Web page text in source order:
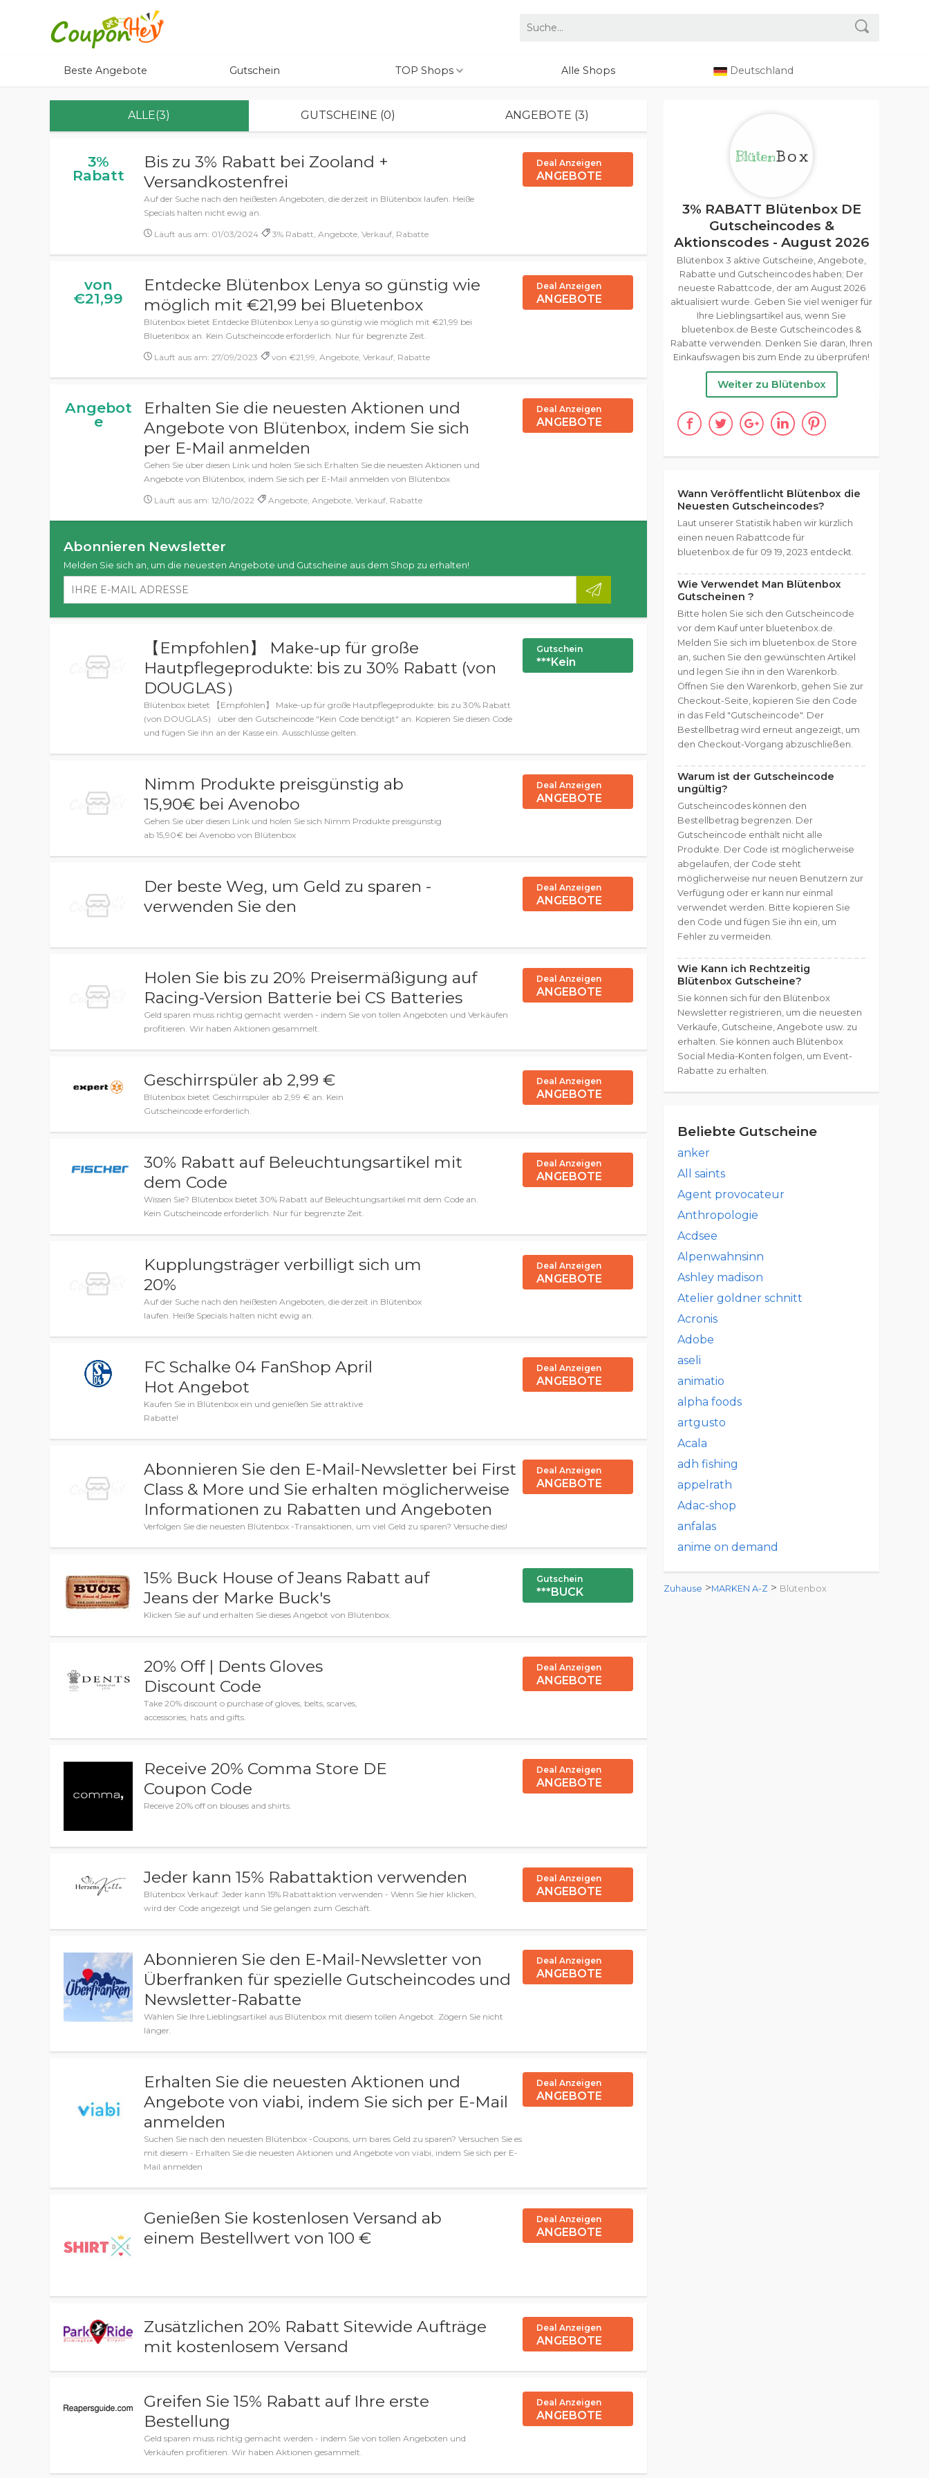
Beste Angebote Gutschein TOP Shops Alle Shops Deutschland
ALLE(3) GUTSCHEINE (0) ANGEBOTE (3)
3%
Rabatt
Bis zu 3% Rabatt bei Zooland +
Versandkostenfrei
Auf der Suche nach den heißesten Angeboten, die derzeit in Blütenbox laufen. Heiße
Specials halten nicht ewig an.
Läuft aus am: 01/03/2024 3% Rabatt, Angebote, Verkauf, Rabatte
Deal Anzeigen
ANGEBOTE
von
€21,99
Entdecke Blütenbox Lenya so günstig wie
möglich mit €21,99 bei Bluetenbox
Blütenbox bietet Entdecke Blütenbox Lenya so günstig wie möglich mit €21,99 bei
Bluetenbox an. Kein Gutscheincode erforderlich. Nur für begrenzte Zeit.
Läuft aus am: 27/09/2023 von €21,99, Angebote, Verkauf, Rabatte
Deal Anzeigen
ANGEBOTE
Angebot
e
Erhalten Sie die neuesten Aktionen und
Angebote von Blütenbox, indem Sie sich
per E-Mail anmelden
Gehen Sie über diesen Link und holen Sie sich Erhalten Sie die neuesten Aktionen und
Angebote von Blütenbox, indem Sie sich per E-Mail anmelden von Blütenbox
Läuft aus am: 12/10/2022 Angebote, Angebote, Verkauf, Rabatte
Deal Anzeigen
ANGEBOTE
Abonnieren Newsletter
Melden Sie sich an, um die neuesten Angebote und Gutscheine aus dem Shop zu erhalten!
【Empfohlen】 Make-up für große
Hautpflegeprodukte: bis zu 30% Rabatt (von
DOUGLAS）
Blütenbox bietet 【Empfohlen】 Make-up für große Hautpflegeprodukte: bis zu 30% Rabatt
(von DOUGLAS） über den Gutscheincode "Kein Code benötigt" an. Kopieren Sie diesen Code
und fügen Sie ihn an der Kasse ein. Ausschlüsse gelten.
Gutschein
***Kein
Nimm Produkte preisgünstig ab
15,90€ bei Avenobo
Gehen Sie über diesen Link und holen Sie sich Nimm Produkte preisgünstig
ab 15,90€ bei Avenobo von Blütenbox
Deal Anzeigen
ANGEBOTE
Der beste Weg, um Geld zu sparen -
verwenden Sie den
Deal Anzeigen
ANGEBOTE
Holen Sie bis zu 20% Preisermäßigung auf
Racing-Version Batterie bei CS Batteries
Geld sparen muss richtig gemacht werden - indem Sie von tollen Angeboten und Verkäufen
profitieren. Wir haben Aktionen gesammelt.
Deal Anzeigen
ANGEBOTE
Geschirrspüler ab 2,99 €
Blütenbox bietet Geschirrspüler ab 2,99 € an. Kein
Gutscheincode erforderlich.
Deal Anzeigen
ANGEBOTE
30% Rabatt auf Beleuchtungsartikel mit
dem Code
Wissen Sie? Blütenbox bietet 30% Rabatt auf Beleuchtungsartikel mit dem Code an.
Kein Gutscheincode erforderlich. Nur für begrenzte Zeit.
Deal Anzeigen
ANGEBOTE
Kupplungsträger verbilligt sich um
20%
Auf der Suche nach den heißesten Angeboten, die derzeit in Blütenbox
laufen. Heiße Specials halten nicht ewig an.
Deal Anzeigen
ANGEBOTE
FC Schalke 04 FanShop April
Hot Angebot
Kaufen Sie in Blütenbox ein und genießen Sie attraktive
Rabatte!
Deal Anzeigen
ANGEBOTE
Abonnieren Sie den E-Mail-Newsletter bei First
Class & More und Sie erhalten möglicherweise
Informationen zu Rabatten und Angeboten
Verfolgen Sie die neuesten Blütenbox -Transaktionen, um viel Geld zu sparen? Versuche dies!
Deal Anzeigen
ANGEBOTE
15% Buck House of Jeans Rabatt auf
Jeans der Marke Buck's
Klicken Sie auf und erhalten Sie dieses Angebot von Blütenbox.
Gutschein
***BUCK
20% Off | Dents Gloves
Discount Code
Take 20% discount o purchase of gloves, belts, scarves,
accessories, hats and gifts.
Deal Anzeigen
ANGEBOTE
Receive 20% Comma Store DE
Coupon Code
Receive 20% off on blouses and shirts.
Deal Anzeigen
ANGEBOTE
Jeder kann 15% Rabattaktion verwenden
Blütenbox Verkauf: Jeder kann 15% Rabattaktion verwenden - Wenn Sie hier klicken,
wird der Code angezeigt und Sie gelangen zum Geschäft.
Deal Anzeigen
ANGEBOTE
Abonnieren Sie den E-Mail-Newsletter von
Überfranken für spezielle Gutscheincodes und
Newsletter-Rabatte
Wählen Sie Ihre Lieblingsartikel aus Blütenbox mit diesem tollen Angebot. Zögern Sie nicht
länger.
Deal Anzeigen
ANGEBOTE
Erhalten Sie die neuesten Aktionen und
Angebote von viabi, indem Sie sich per E-Mail
anmelden
Suchen Sie nach den neuesten Blütenbox -Coupons, um bares Geld zu sparen? Versuchen Sie es
mit diesem - Erhalten Sie die neuesten Aktionen und Angebote von viabi, indem Sie sich per E-
Mail anmelden
Deal Anzeigen
ANGEBOTE
Genießen Sie kostenlosen Versand ab
einem Bestellwert von 100 €
Deal Anzeigen
ANGEBOTE
Zusätzlichen 20% Rabatt Sitewide Aufträge
mit kostenlosem Versand
Deal Anzeigen
ANGEBOTE
Greifen Sie 15% Rabatt auf Ihre erste
Bestellung
Geld sparen muss richtig gemacht werden - indem Sie von tollen Angeboten und
Verkäufen profitieren. Wir haben Aktionen gesammelt.
Deal Anzeigen
ANGEBOTE
3% RABATT Blütenbox DE
Gutscheincodes &
Aktionscodes - August 2026
Blütenbox 3 aktive Gutscheine, Angebote,
Rabatte und Gutscheincodes haben; Der
neueste Rabattcode, der am August 2026
aktualisiert wurde. Geben Sie viel weniger für
Ihre Lieblingsartikel aus, wenn Sie
bluetenbox.de Beste Gutscheincodes &
Rabatte verwenden. Denken Sie daran, Ihren
Einkaufswagen bis zum Ende zu überprüfen!
Weiter zu Blütenbox
Wann Veröffentlicht Blütenbox die
Neuesten Gutscheincodes?
Laut unserer Statistik haben wir kürzlich
einen neuen Rabattcode für
bluetenbox.de für 09 19, 2023 entdeckt.
Wie Verwendet Man Blütenbox
Gutscheinen ?
Bitte holen Sie sich den Gutscheincode
vor dem Kauf unter bluetenbox.de.
Melden Sie sich im bluetenbox.de Store
an, suchen Sie den gewünschten Artikel
und legen Sie ihn in den Warenkorb.
Öffnen Sie den Warenkorb, gehen Sie zur
Checkout-Seite, kopieren Sie den Code
in das Feld "Gutscheincode". Der
Bestellbetrag wird erneut angezeigt, um
den Checkout-Vorgang abzuschließen.
Warum ist der Gutscheincode
ungültig?
Gutscheincodes können den
Bestellbetrag begrenzen. Der
Gutscheincode enthält nicht alle
Produkte. Der Code ist möglicherweise
abgelaufen, der Code steht
möglicherweise nur neuen Benutzern zur
Verfügung oder er kann nur einmal
verwendet werden. Bitte kopieren Sie
den Code und fügen Sie ihn ein, um
Fehler zu vermeiden.
Wie Kann ich Rechtzeitig
Blütenbox Gutscheine?
Sie können sich für den Blütenbox
Newsletter registrieren, um die neuesten
Verkäufe, Gutscheine, Angebote usw. zu
erhalten. Sie können auch Blütenbox
Social Media-Konten folgen, um Event-
Rabatte zu erhalten.
Beliebte Gutscheine
anker
All saints
Agent provocateur
Anthropologie
Acdsee
Alpenwahnsinn
Ashley madison
Atelier goldner schnitt
Acronis
Adobe
aseli
animatio
alpha foods
artgusto
Acala
adh fishing
appelrath
Adac-shop
anfalas
anime on demand
Zuhause >MARKEN A-Z > Blütenbox